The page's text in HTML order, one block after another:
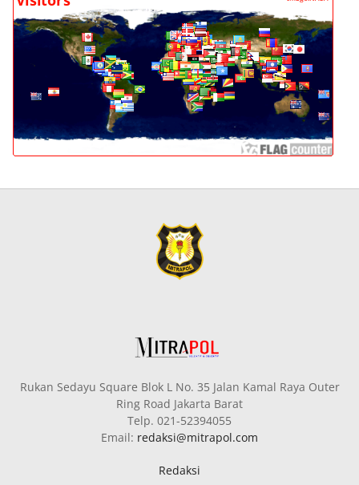
Rukan Sedayu Square Blok L No. 35 Jalan Kamal Raya Outer
Ring Road Jakarta Barat
Telp. 021-52394055
Email: redaksi@mitrapol.com
Redaksi